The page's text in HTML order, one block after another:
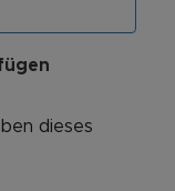
dieses